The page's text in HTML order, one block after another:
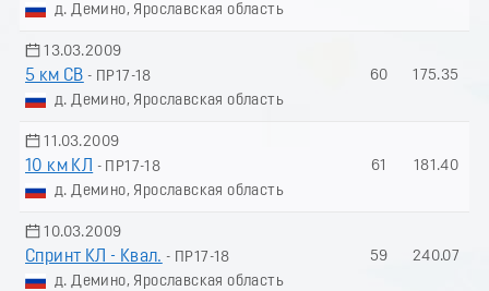
д. Демино, Ярославская область
13.03.2009
5 км СВ - ПР17-18
д. Демино, Ярославская область
60 175.35
11.03.2009
10 км КЛ
- ПР17-18
д. Демино, Ярославская область
61 181.40
10.03.2009
Спринт КЛ - Квал. - ПР17-18
д. Демино, Ярославская область
59 240.07